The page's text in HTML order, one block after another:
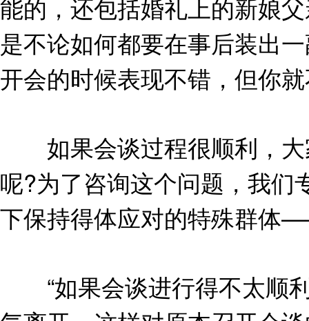
能的，还包括婚礼上的新娘
是不论如何都要在事后装出
开会的时候表现不错，但你
如果会谈过程很顺利，大
呢?为了咨询这个问题，我们
下保持得体应对的特殊群体
“如果会谈进行得不太顺